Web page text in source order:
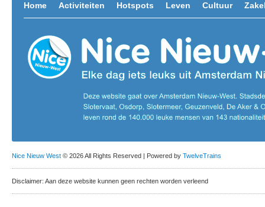
Home Activiteiten Hotspots Leven Cultuur
Nice Nieuw West © 2026 All Rights Reserved | Powered by TwelveTrains
Disclaimer: Aan deze website kunnen geen rechten worden verleend